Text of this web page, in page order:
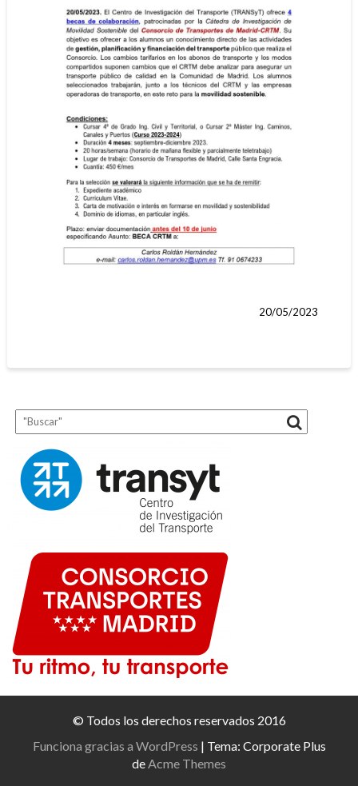
20/05/2023
© Todos los derechos reservados 2016
Funciona gracias a WordPress | Tema: Corporate Plus
deAcme Themes